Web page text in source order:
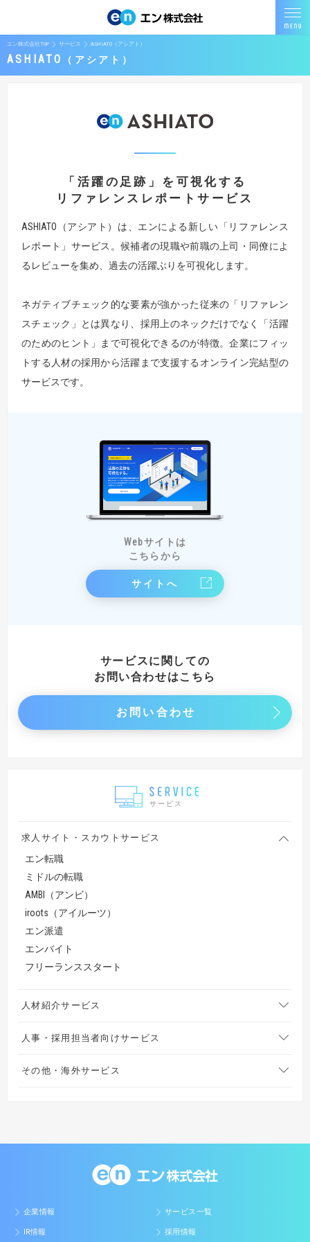
エン株式会社TOP サービス ASHIATO（アシアト）
ASHIATO アシアト
サービス
求人サイト・スカウトサービス
エン転職
ミドルの転職
AMBI（アンビ）
iroots（アイルーツ）
エン派遣
エンバイト
フリーランススタート
人材紹介サービス
人事・採用担当者向けサービス
その他・海外サービス
「活躍の足跡」を可視化する
リファレンスレポートサービス
ASHIATO（アシアト）は、エンによる新しい「リファレンス
レポート」サービス。候補者の現職や前職の上司・同僚によ
るレビューを集め、過去の活躍ぶりを可視化します。
ネガティブチェック的な要素が強かった従来の「リファレン
スチェック」とは異なり、採用上のネックだけでなく「活躍
のためのヒント」まで可視化できるのが特徴。企業にフィッ
トする人材の採用から活躍まで支援するオンライン完結型の
サービスです。
Webサイトは
こちらから
サイトへ
サービスに関しての
お問い合わせはこちら
お問い合わせ
企業情報 サービス一覧
IR情報 採用情報